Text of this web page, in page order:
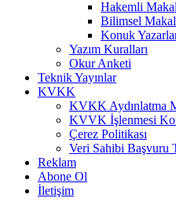
Hakemli
Bilimsel
Konuk
Yazım Kuralları
Okur Anketi
Teknik Yayınlar
KVKK
KVKK Aydınlatma
KVVK İşlenmesi
Çerez Politikası
Veri Sahibi Başvuru
Reklam
Abone Ol
İletişim